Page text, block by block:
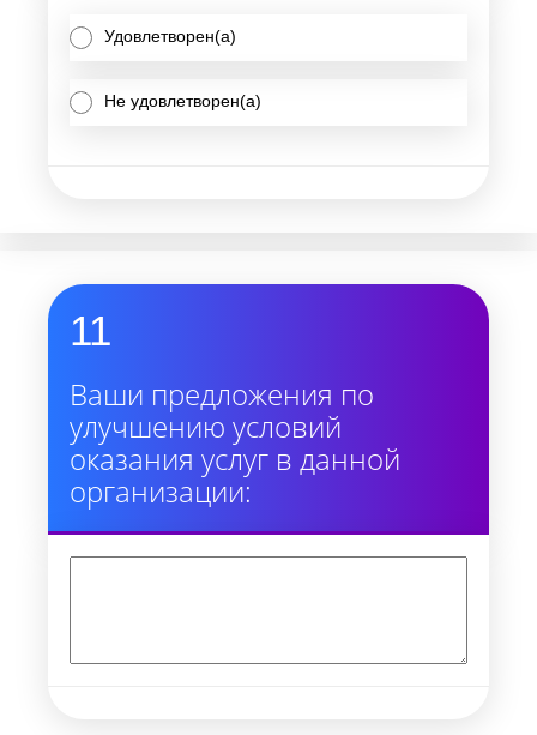
Удовлетворен(а)
Не удовлетворен(а)
11
Ваши предложения по
улучшению условий
оказания услуг в данной
организации: